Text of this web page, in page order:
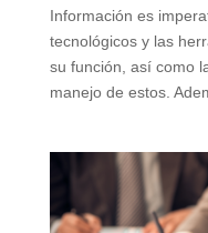
Información es
tecnológicos y las
su función, así como
manejo de estos.